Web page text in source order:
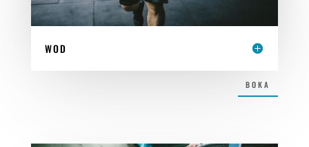
WOD
BOKA